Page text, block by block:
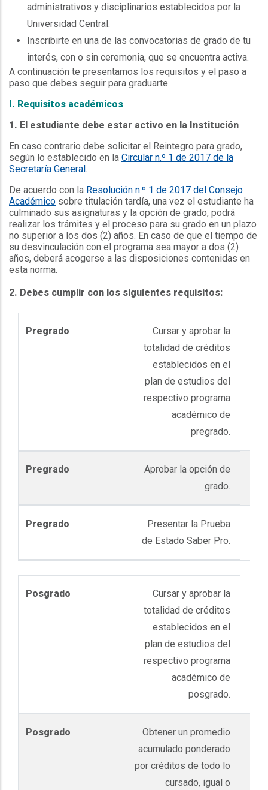
administrativos y disciplinarios establecidos por la
Universidad Central.
Inscribirte en una de las convocatorias de grado de tu
interés, con o sin ceremonia, que se encuentra activa.
A continuación te presentamos los requisitos y el paso a
paso que debes seguir para graduarte.
I. Requisitos académicos
1. El estudiante debe estar activo en la Institución
En caso contrario debe solicitar el Reintegro para grado,
según lo establecido en la Circular n.º 1 de 2017 de la
Secretaría General.
De acuerdo con la Resolución n.º 1 de 2017 del Consejo
Académico sobre titulación tardía, una vez el estudiante ha
culminado sus asignaturas y la opción de grado, podrá
realizar los trámites y el proceso para su grado en un plazo
no superior a los dos (2) años. En caso de que el tiempo de
su desvinculación con el programa sea mayor a dos (2)
años, deberá acogerse a las disposiciones contenidas en
esta norma.
2. Debes cumplir con los siguientes requisitos:
Cursar y aprobar la
totalidad de créditos
establecidos en el
plan de estudios del
respectivo programa
académico de
pregrado.
Aprobar la opción de
grado.
Presentar la Prueba
de Estado Saber Pro.
Cursar y aprobar la
totalidad de créditos
establecidos en el
plan de estudios del
respectivo programa
académico de
posgrado.
Obtener un promedio
acumulado ponderado
por créditos de todo lo
cursado, igual o